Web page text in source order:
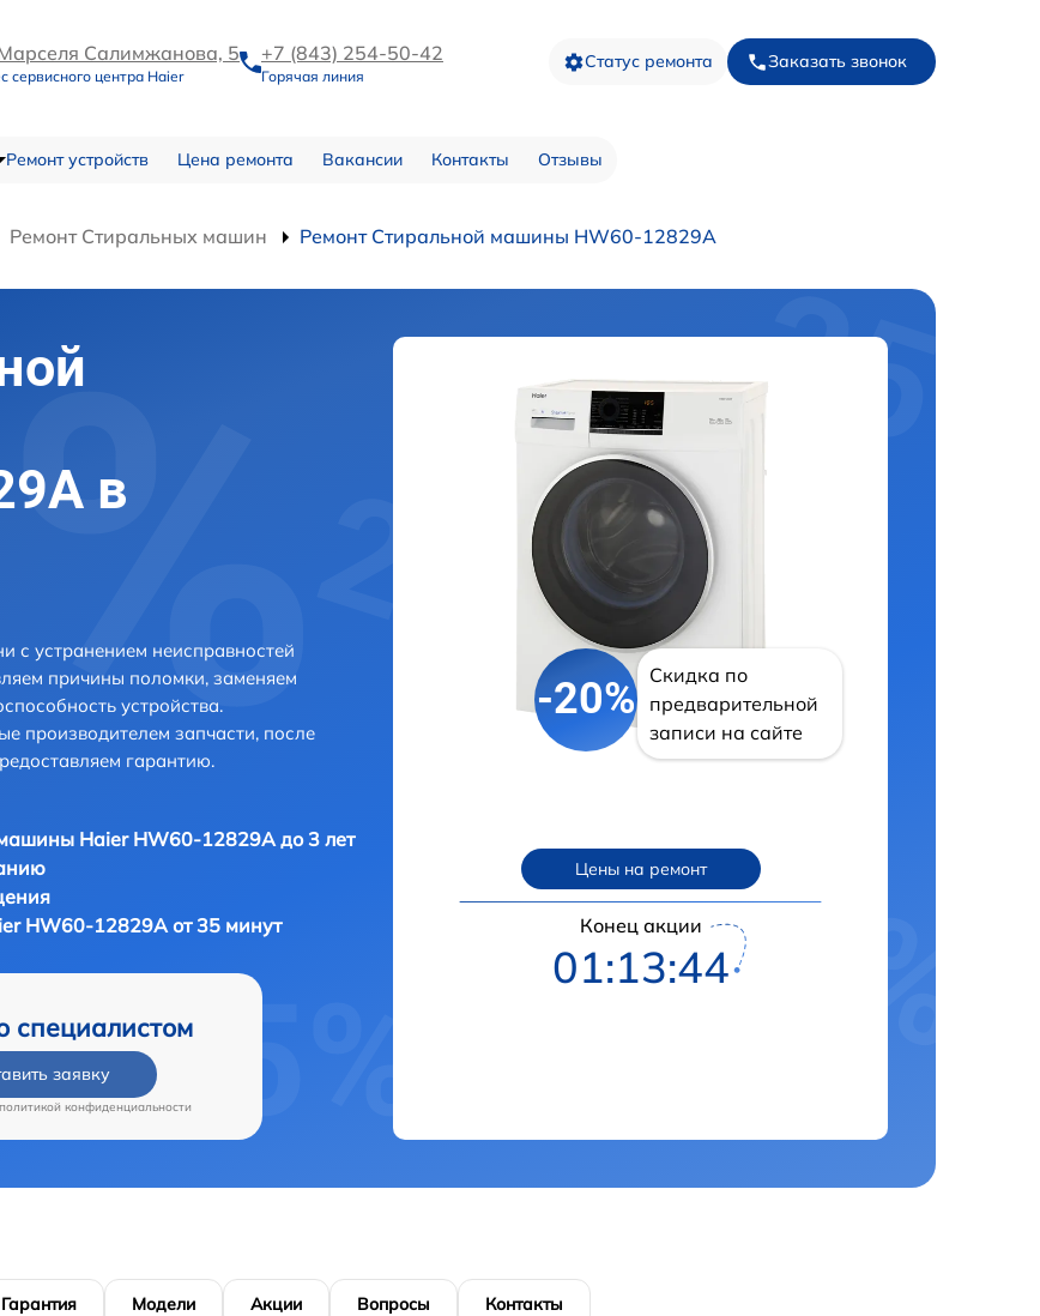
Салимжанова, 5
сервисного центра Haier
+7 (843) 254-50-42
Горячая линия
Статус ремонта Заказать звонок
Ремонт устройств Цена ремонта Вакансии Контакты Отзывы
Ремонт Стиральных машин Ремонт Стиральной машины HW60-12829A
в
с устранением неисправностей
причины поломки, заменяем
устройства.
производителем запчасти, после
гарантию.
Haier HW60-12829A до 3 лет
HW60-12829A от 35 минут
специалистом
заявку
политикой конфиденциальности
-20%
Скидка по
предварительной
записи на сайте
Цены на ремонт
Конец акции
01:13:43
Гарантия Модели Акции Вопросы Контакты